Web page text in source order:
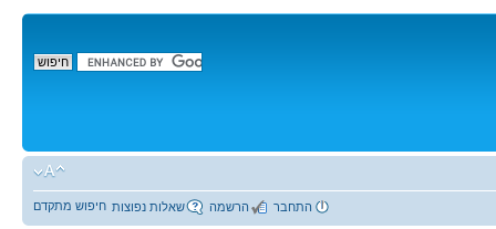
חיפוש מתקדם שאלות נפוצות הרשמה התחבר